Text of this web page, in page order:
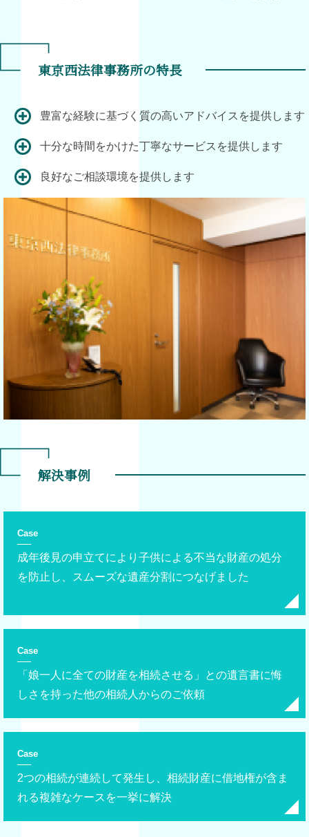
東京西法律事務所の特長
豊富な経験に基づく質の高いアドバイスを提供します
十分な時間をかけた丁寧なサービスを提供します
良好なご相談環境を提供します
解決事例
Case
成年後見の申立てにより子供による不当な財産の処分
を防止し、スムーズな遺産分割につなげました
Case
「娘一人に全ての財産を相続させる」との遺言書に悔
しさを持った他の相続人からのご依頼
Case
2つの相続が連続して発生し、相続財産に借地権が含ま
れる複雑なケースを一挙に解決